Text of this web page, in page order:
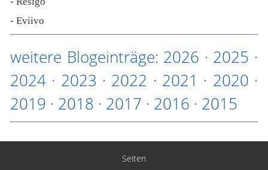
- Eviivo
weitere Blogeinträge: 2026 · 2025 ·
2024 · 2023 · 2022 · 2021 · 2020 ·
2019 · 2018 · 2017 · 2016 · 2015
Seiten